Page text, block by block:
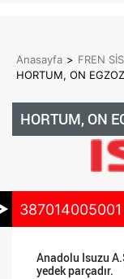
Anasayfa > FREN
HORTUM, ON
HORTUM, ON
387014005001
Anadolu Isuzu
yedek parçadır.